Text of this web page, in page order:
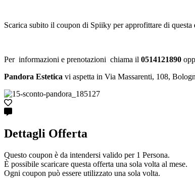
Scarica subito il coupon di Spiiky per approfittare di questa
Per informazioni e prenotazioni chiama il 0514121890
Pandora Estetica vi aspetta in Via Massarenti, 108,
Dettagli Offerta
Questo coupon è da intendersi valido per 1 Persona.
È possibile scaricare questa offerta una sola volta al mese.
Ogni coupon può essere utilizzato una sola volta.